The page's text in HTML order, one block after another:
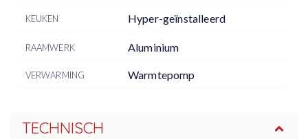
KEUKEN Hyper-geïnstalleerd
RAAMWERK Aluminium
VERWARMING Warmtepomp
TECHNISCH